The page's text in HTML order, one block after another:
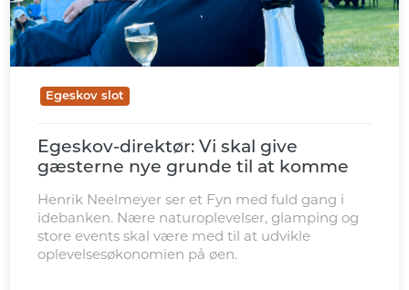
Egeskov slot
Egeskov-direktør: Vi skal give
gæsterne nye grunde til at komme
Henrik Neelmeyer ser et Fyn med fuld gang i
idebanken. Nære naturoplevelser, glamping og
store events skal være med til at udvikle
oplevelsesøkonomien på øen.